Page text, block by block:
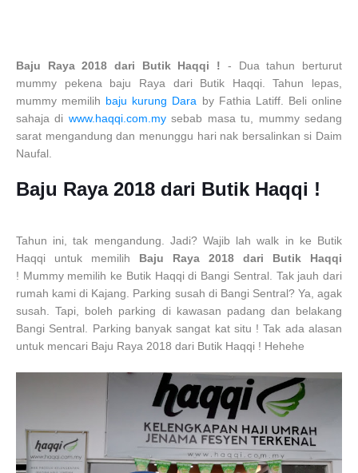
Baju Raya 2018 dari Butik Haqqi ! - Dua tahun berturut
mummy pekena baju Raya dari Butik Haqqi. Tahun lepas,
mummy memilih baju kurung Dara by Fathia Latiff. Beli online
sahaja di www.haqqi.com.mysebab masa tu, mummy sedang
sarat mengandung dan menunggu hari nak bersalinkan si Daim
Naufal.
Baju Raya 2018 dari Butik Haqqi !
Tahun ini, tak mengandung. Jadi? Wajib lah walk in ke Butik
Haqqi untuk memilih Baju Raya 2018 dari Butik Haqqi
! Mummy memilih ke Butik Haqqi di Bangi Sentral. Tak jauh dari
rumah kami di Kajang. Parking susah di Bangi Sentral? Ya, agak
susah. Tapi, boleh parking di kawasan padang dan belakang
Bangi Sentral. Parking banyak sangat kat situ ! Tak ada alasan
untuk mencari Baju Raya 2018 dari Butik Haqqi ! Hehehe